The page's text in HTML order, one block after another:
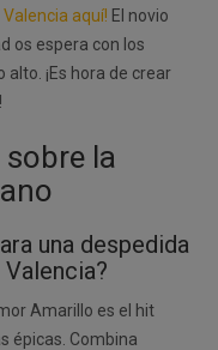
aquí! El novio
os espera con los
¡Es hora de crear
la
una despedida
Amarillo es el hit
épicas. Combina